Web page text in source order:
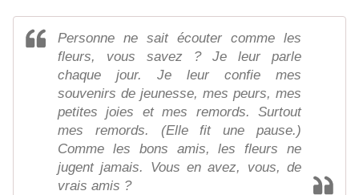
Personne ne sait écouter comme les
fleurs, vous savez ? Je leur parle
chaque jour. Je leur confie mes
souvenirs de jeunesse, mes peurs, mes
petites joies et mes remords. Surtout
mes remords. (Elle fit une pause.)
Comme les bons amis, les fleurs ne
jugent jamais. Vous en avez, vous, de
vrais amis ?